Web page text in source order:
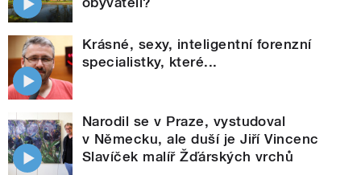
Krásné, sexy, inteligentní forenzní
specialistky, které...
Narodil se v Praze, vystudoval
v Německu, ale duší je Jiří Vincenc
Slavíček malíř Žďárských vrchů